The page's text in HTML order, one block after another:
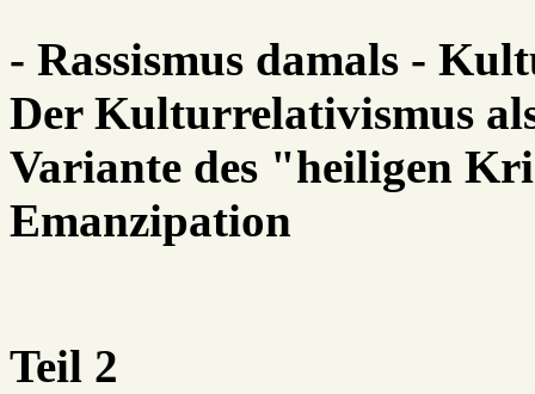
- Rassismus damals -
Der Kulturrelativismus
Variante des "heiligen
Emanzipation
Teil 2